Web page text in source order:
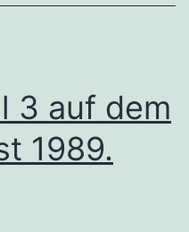
3 auf dem
1989.